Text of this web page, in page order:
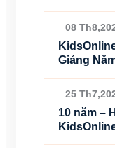
08
Giảng
25
10 năm –